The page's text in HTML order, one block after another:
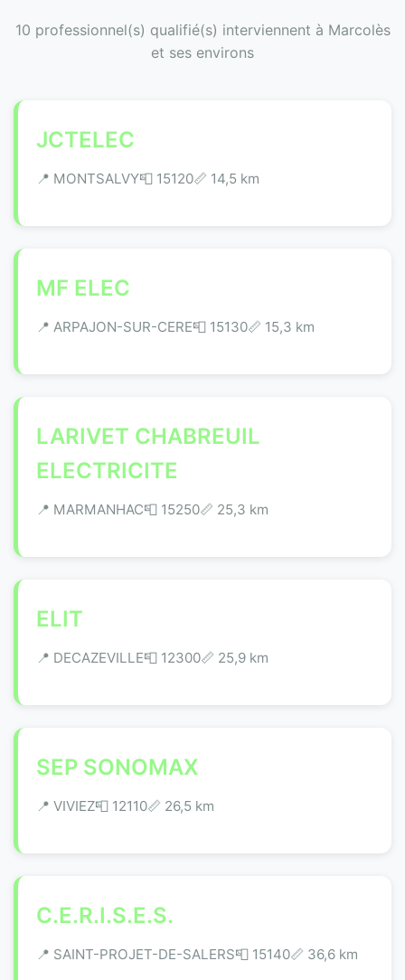
10 professionnel(s) qualifié(s) interviennent à Marcolès
et ses environs
JCTELEC
📍 MONTSALVY📮 15120📏 14,5 km
MF ELEC
📍 ARPAJON-SUR-CERE📮 15130📏 15,3 km
LARIVET CHABREUIL
ELECTRICITE
📍 MARMANHAC📮 15250📏 25,3 km
ELIT
📍 DECAZEVILLE📮 12300📏 25,9 km
SEP SONOMAX
📍 VIVIEZ📮 12110📏 26,5 km
C.E.R.I.S.E.S.
📍 SAINT-PROJET-DE-SALERS📮 15140📏 36,6 km